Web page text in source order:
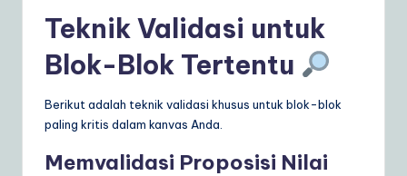
Teknik Validasi untuk
Blok-Blok Tertentu
Berikut adalah teknik validasi khusus untuk blok-blok
paling kritis dalam kanvas Anda.
Memvalidasi Proposisi Nilai